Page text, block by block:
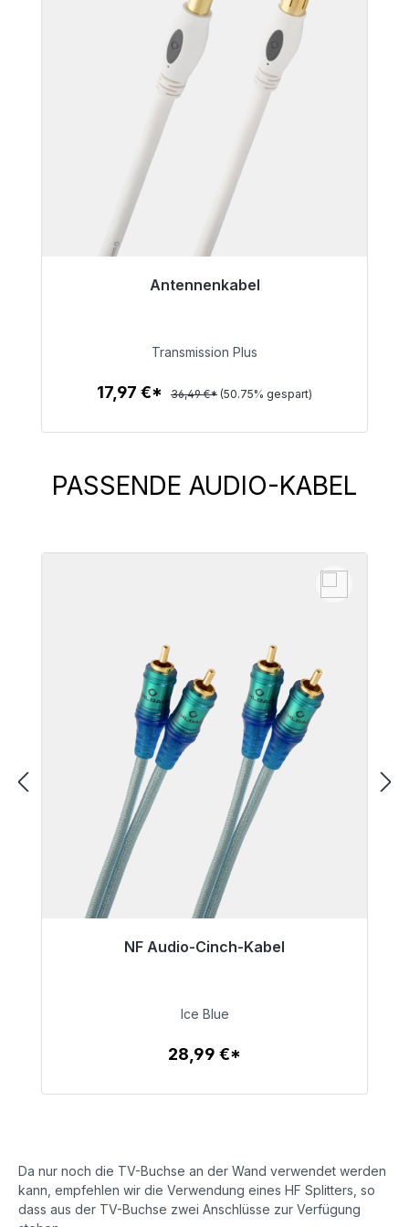
Antennenkabel
17,97 €
Transmission Plus
17,97 €* 36,49 €* (50.75% gespart)
Produktgalerie überspringen
PASSENDE AUDIO-KABEL
NF Audio-Cinch-Kabel
28,99 €
Ice Blue
28,99 €*
Da nur noch die TV-Buchse an der Wand verwendet werden
kann, empfehlen wir die Verwendung eines HF Splitters, so
dass aus der TV-Buchse zwei Anschlüsse zur Verfügung